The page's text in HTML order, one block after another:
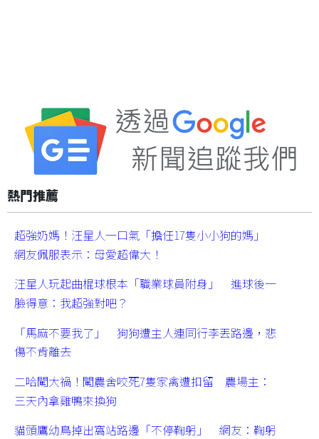
熱門推薦
超強奶媽！汪星人一口氣「擔任17隻小小狗的媽」
網友佩服表示：母愛超偉大！
汪星人玩起曲棍球根本「職業球員附身」 進球後一
臉得意：我超強對吧？
「馬麻不要我了」 狗狗遭主人連同行李丟路邊，悲
傷不肯離去
二哈闖大禍！闖農舍咬死7隻家禽遭扣留 農場主：
三天內拿雞鴨來換狗
貓頭鷹幼鳥掉出窩站路邊「不停鞠躬」 網友：鞠躬